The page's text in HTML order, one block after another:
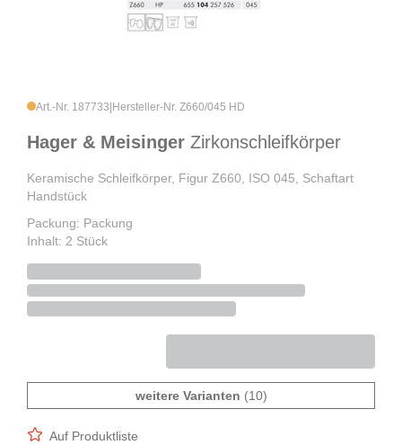
Art.-Nr. 187733 Hersteller-Nr. Z660/045 HD
Hager & Meisinger Zirkonschleifkörper
Keramische Schleifkörper, Figur Z660, ISO 045, Schaftart
Handstück
Packung: Packung
Inhalt: 2 Stück
weitere Varianten (10)
Auf Produktliste